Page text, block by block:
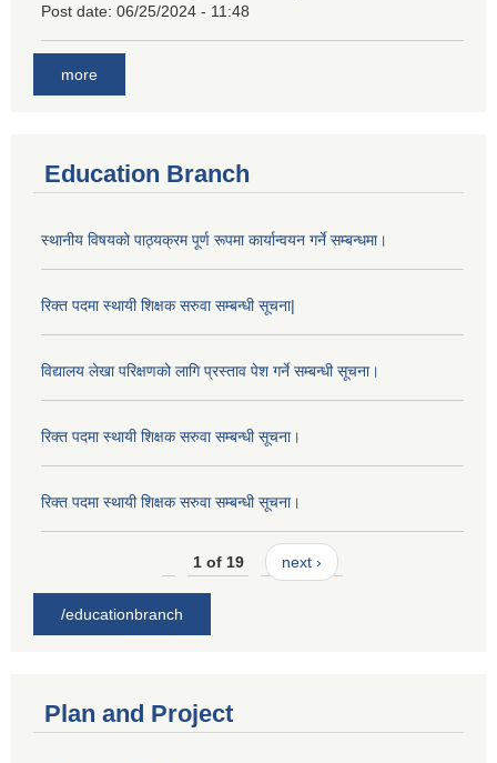
Post date: 06/25/2024 - 11:48
more
Education Branch
स्थानीय विषयको पाठ्यक्रम पूर्ण रूपमा कार्यान्वयन गर्ने सम्बन्धमा।
रिक्त पदमा स्थायी शिक्षक सरुवा सम्बन्धी सूचना|
विद्यालय लेखा परिक्षणको लागि प्रस्ताव पेश गर्ने सम्बन्धी सूचना।
रिक्त पदमा स्थायी शिक्षक सरुवा सम्बन्धी सूचना।
रिक्त पदमा स्थायी शिक्षक सरुवा सम्बन्धी सूचना।
1 of 19 next ›
/educationbranch
Plan and Project